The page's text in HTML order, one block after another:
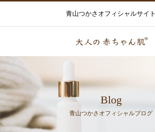
青山つかさオフィシャルサイト
Blog
青山つかさオフィシャルブログ